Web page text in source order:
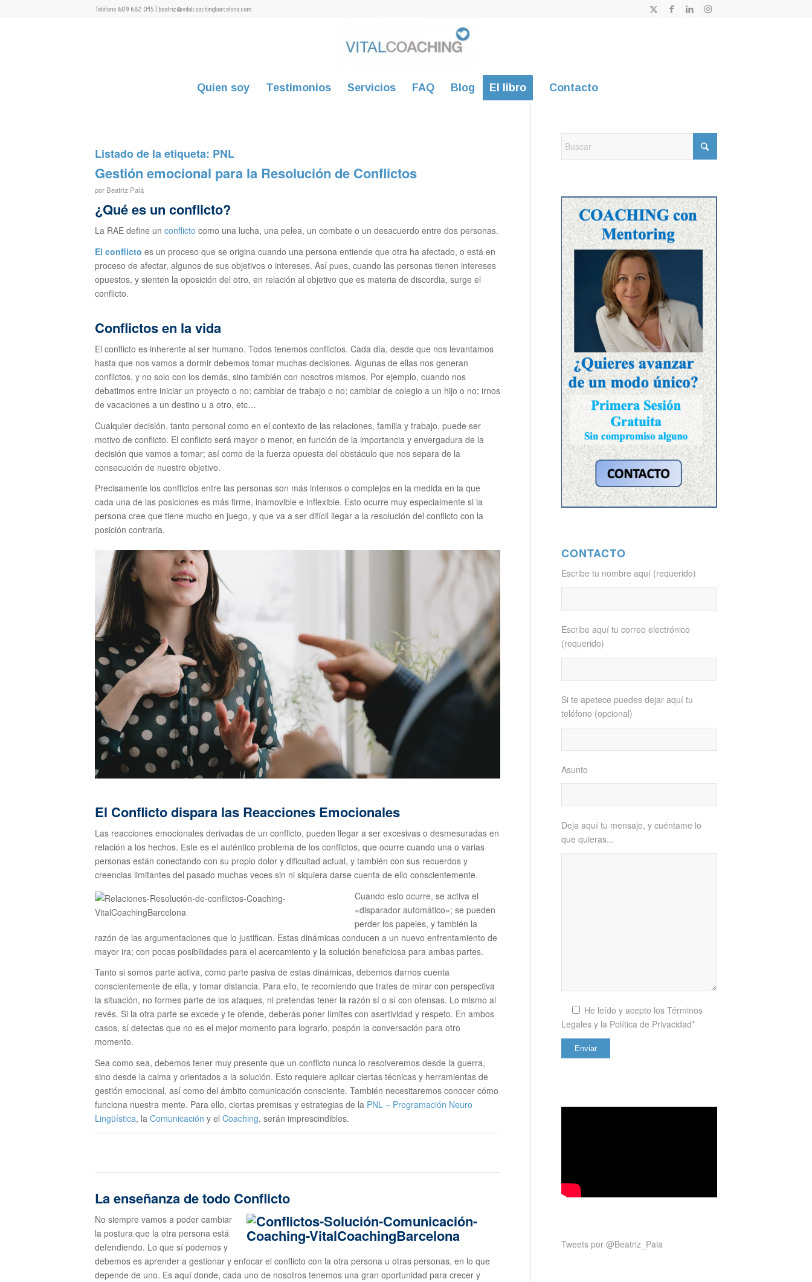
Teléfono 609 682 045 | beatriz@vitalcoachingbarcelona.com
Quien soy Testimonios Servicios FAQ Blog El libro Contacto
Listado de la etiqueta: PNL
Gestión emocional para la Resolución de Conflictos
por Beatriz Palá
¿Qué es un conflicto?
La RAE define un conflicto como una lucha, una pelea, un combate o un desacuerdo entre dos personas.
El conflicto es un proceso que se origina cuando una persona entiende que otra ha afectado, o está en
proceso de afectar, algunos de sus objetivos o intereses. Así pues, cuando las personas tienen intereses
opuestos, y sienten la oposición del otro, en relación al objetivo que es materia de discordia, surge el
conflicto.
Conflictos en la vida
El conflicto es inherente al ser humano. Todos tenemos conflictos. Cada día, desde que nos levantamos
hasta que nos vamos a dormir debemos tomar muchas decisiones. Algunas de ellas nos generan
conflictos, y no solo con los demás, sino también con nosotros mismos. Por ejemplo, cuando nos
debatimos entre iniciar un proyecto o no; cambiar de trabajo o no; cambiar de colegio a un hijo o no; irnos
de vacaciones a un destino u a otro, etc…
Cualquier decisión, tanto personal como en el contexto de las relaciones, familia y trabajo, puede ser
motivo de conflicto. El conflicto será mayor o menor, en función de la importancia y envergadura de la
decisión que vamos a tomar; así como de la fuerza opuesta del obstáculo que nos separa de la
consecución de nuestro objetivo.
Precisamente los conflictos entre las personas son más intensos o complejos en la medida en la que
cada una de las posiciones es más firme, inamovible e inflexible. Esto ocurre muy especialmente si la
persona cree que tiene mucho en juego, y que va a ser difícil llegar a la resolución del conflicto con la
posición contraria.
El Conflicto dispara las Reacciones Emocionales
Las reacciones emocionales derivadas de un conflicto, pueden llegar a ser excesivas o desmesuradas en
relación a los hechos. Este es el auténtico problema de los conflictos, que ocurre cuando una o varias
personas están conectando con su propio dolor y dificultad actual, y también con sus recuerdos y
creencias limitantes del pasado muchas veces sin ni siquiera darse cuenta de ello conscientemente.
Cuando esto ocurre, se activa el
«disparador automático»; se pueden
perder los papeles, y también la
razón de las argumentaciones que lo justifican. Estas dinámicas conducen a un nuevo enfrentamiento de
mayor ira; con pocas posibilidades para el acercamiento y la solución beneficiosa para ambas partes.
Tanto si somos parte activa, como parte pasiva de estas dinámicas, debemos darnos cuenta
conscientemente de ella, y tomar distancia. Para ello, te recomiendo que trates de mirar con perspectiva
la situación, no formes parte de los ataques, ni pretendas tener la razón sí o sí con ofensas. Lo mismo al
revés. Si la otra parte se excede y te ofende, deberás poner límites con asertividad y respeto. En ambos
casos, sí detectas que no es el mejor momento para lograrlo, pospón la conversación para otro
momento.
Sea como sea, debemos tener muy presente que un conflicto nunca lo resolveremos desde la guerra,
sino desde la calma y orientados a la solución. Esto requiere aplicar ciertas técnicas y herramientas de
gestión emocional, así como del ámbito comunicación consciente. También necesitaremos conocer cómo
funciona nuestra mente. Para ello, ciertas premisas y estrategias de la PNL – Programación Neuro
Lingüística, la Comunicación y el Coaching, serán imprescindibles.
La enseñanza de todo Conflicto
No siempre vamos a poder cambiar
la postura que la otra persona está
defendiendo. Lo que sí podemos y
debemos es aprender a gestionar y enfocar el conflicto con la otra persona u otras personas, en lo que
depende de uno. Es aquí donde, cada uno de nosotros tenemos una gran oportunidad para crecer y
CONTACTO
Escribe tu nombre aquí (requerido)
Escribe aquí tu correo electrónico
(requerido)
Si te apetece puedes dejar aquí tu
teléfono (opcional)
Asunto
Deja aquí tu mensaje, y cuéntame lo
que quieras...
He leído y acepto los Términos
Legales y la Política de Privacidad*
Tweets por @Beatriz_Pala